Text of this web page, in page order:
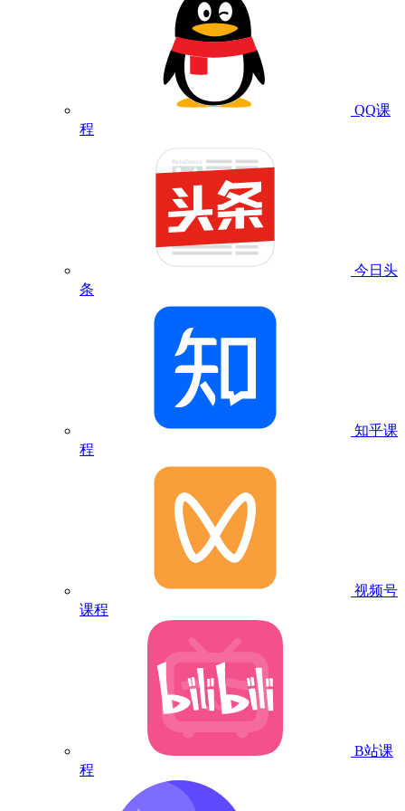
QQ课
程
今日头
条
知乎课
程
视频号
课程
B站课
程